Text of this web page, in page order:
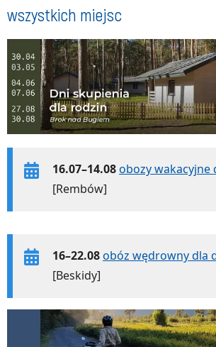
wszystkich miejsc
16.07–14.08obozy wakacyjne
[Rembów]
16–22.08obóz wędrowny dla
[Beskidy]